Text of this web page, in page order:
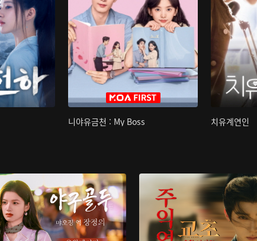
니야유금천 : My Boss 치유계연인